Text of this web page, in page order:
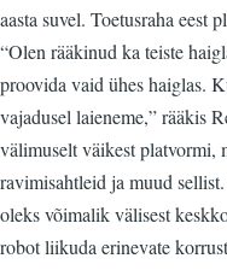
aasta suvel. Toetusraha eest
“Olen rääkinud ka teiste
proovida vaid ühes haiglas.
vajadusel laieneme,” rääkis
välimuselt väikest platvormi,
ravimisahtleid ja muud
oleks võimalik välisest
robot liikuda erinevate